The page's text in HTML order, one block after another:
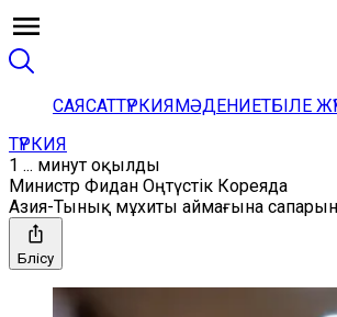
САЯСАТТҮРКИЯМӘДЕНИЕТБІЛЕ
ТҮРКИЯ
1 ... минут оқылды
Министр Фидан Оңтүстік Кореяда
Азия-Тынық мұхиты аймағына сапарын
Бөлісу